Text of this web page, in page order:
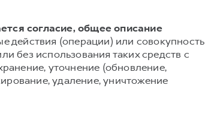
согласие, общее описание
действия (операции) или совокупность
без использования таких средств с
уточнение (обновление,
удаление, уничтожение